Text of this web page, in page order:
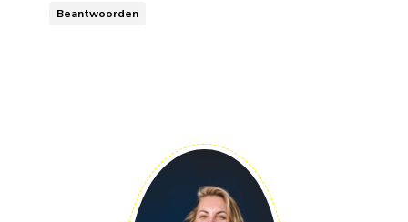
Beantwoorden